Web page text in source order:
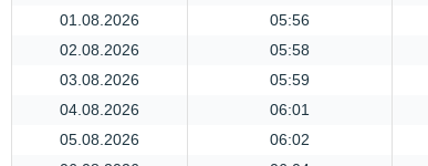
01.08.2026
05:56
02.08.2026
05:58
03.08.2026
05:59
04.08.2026
06:01
05.08.2026
06:02